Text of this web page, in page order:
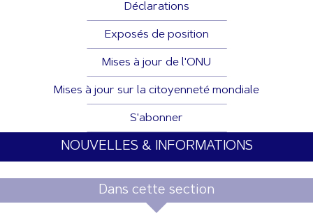
Déclarations
Exposés de position
Mises à jour de l'ONU
Mises à jour sur la citoyenneté mondiale
S'abonner
NOUVELLES & INFORMATIONS
Dans cette section